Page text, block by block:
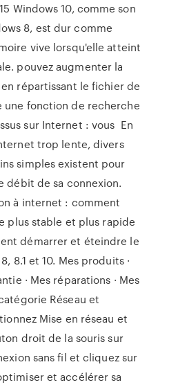
Windows 10, comme son
8, est dur comme
vive lorsqu'elle atteint
pouvez augmenter la
répartissant le fichier de
une fonction de recherche
sur Internet : vous En
trop lente, divers
simples existent pour
débit de sa connexion.
à internet : comment
plus stable et plus rapide
démarrer et éteindre le
8.1 et 10. Mes produits ·
· Mes réparations · Mes
Réseau et
Mise en réseau et
droit de la souris sur
sans fil et cliquez sur
et accélérer sa